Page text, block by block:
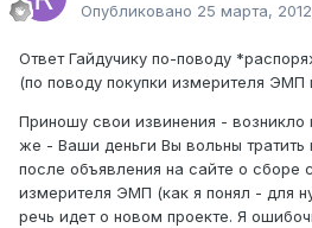
Опубликовано 25 марта, 2012
Ответ Гайдучику по-поводу
(по поводу покупки измерителя ЭМП
Приношу свои извинения - возникло
же - Ваши деньги Вы вольны тратить
после объявления на сайте о сборе
измерителя ЭМП (как я понял - для
речь идет о новом проекте. Я